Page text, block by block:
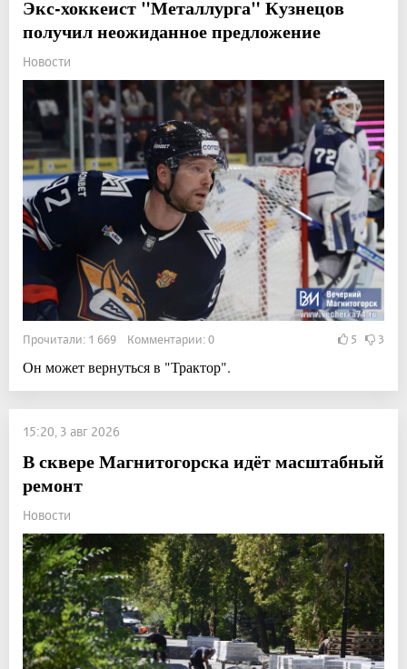
Экс-хоккеист "Металлурга" Кузнецов
получил неожиданное предложение
Новости
Прочитали: 1 669 Комментарии: 0 5 3
Он может вернуться в "Трактор".
15:20, 3 авг 2026
В сквере Магнитогорска идёт масштабный
ремонт
Новости